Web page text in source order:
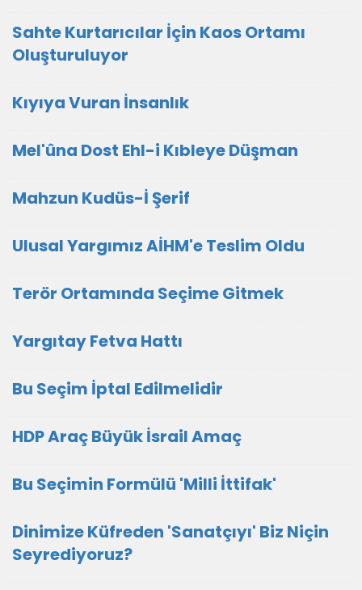
Sahte Kurtarıcılar İçin Kaos Ortamı
Oluşturuluyor
Kıyıya Vuran İnsanlık
Mel'ûna Dost Ehl-i Kıbleye Düşman
Mahzun Kudüs-İ Şerif
Ulusal Yargımız AİHM'e Teslim Oldu
Terör Ortamında Seçime Gitmek
Yargıtay Fetva Hattı
Bu Seçim İptal Edilmelidir
HDP Araç Büyük İsrail Amaç
Bu Seçimin Formülü 'Milli İttifak'
Dinimize Küfreden 'Sanatçıyı' Biz Niçin
Seyrediyoruz?